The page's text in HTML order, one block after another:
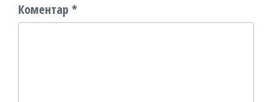
Коментар *